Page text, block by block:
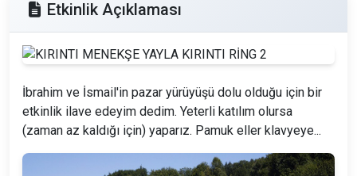
Etkinlik Açıklaması
İbrahim ve İsmail'in pazar yürüyüşü dolu olduğu için bir
etkinlik ilave edeyim dedim. Yeterli katılım olursa
(zaman az kaldığı için) yaparız. Pamuk eller klavyeye...